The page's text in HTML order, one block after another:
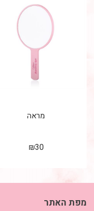
מראה
₪30
מפת האתר